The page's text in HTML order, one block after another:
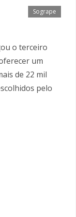
Sogrape
o terceiro
um
de 22 mil
pelo